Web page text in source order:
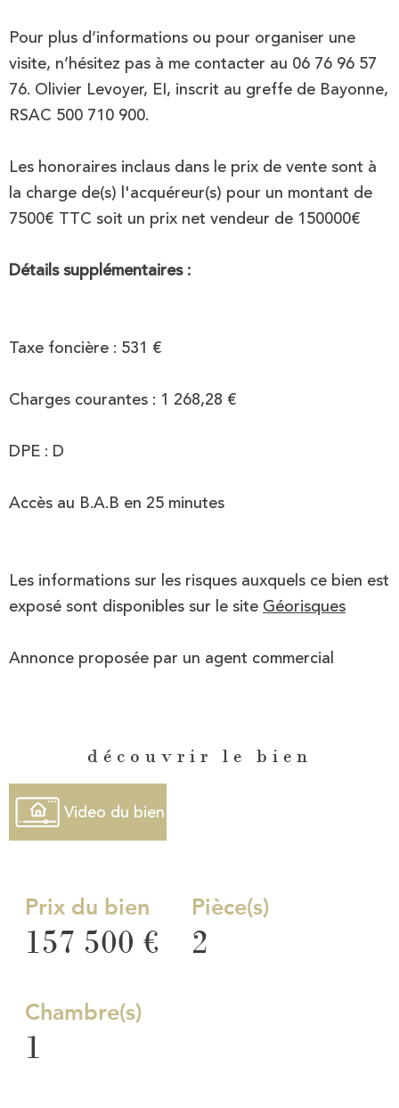
Pour plus d’informations ou pour organiser une
visite, n’hésitez pas à me contacter au 06 76 96 57
76. Olivier Levoyer, EI, inscrit au greffe de Bayonne,
RSAC 500 710 900.
Les honoraires inclaus dans le prix de vente sont à
la charge de(s) l'acquéreur(s) pour un montant de
7500€ TTC soit un prix net vendeur de 150000€
Détails supplémentaires :
Taxe foncière : 531 €
Charges courantes : 1 268,28 €
DPE : D
Accès au B.A.B en 25 minutes
Les informations sur les risques auxquels ce bien est
exposé sont disponibles sur le siteGéorisques
Annonce proposée par un agent commercial
découvrir le bien
Video du bien
Prix du bien
157 500 €
Pièce(s)
2
Chambre(s)
1